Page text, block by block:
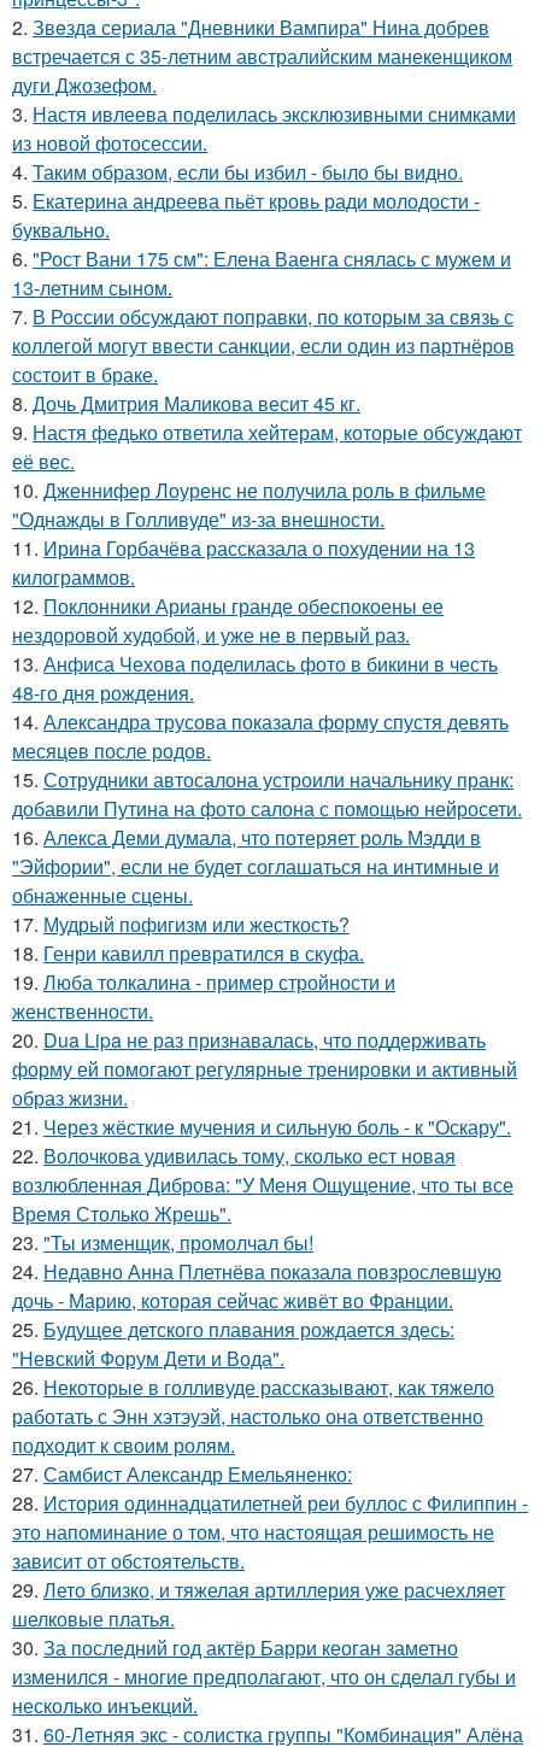
2. Звeздa сериала "Дневники Вампира" Нина добрев
встречается с 35-летним австралийским манекенщиком
дуги Джозефом.
3. Настя ивлеева поделилась эксклюзивными снимками
из новой фотосессии.
4. Таким образом, если бы избил - было бы видно.
5. Екатерина андреева пьёт кровь ради молодости -
буквально.
6. "Рост Вани 175 см": Елена Ваенга снялась с мужем и
13-летним сыном.
7. В России обсуждают поправки, по которым за связь с
коллегой могут ввести санкции, если один из партнёров
состоит в браке.
8. Дочь Дмитрия Маликова весит 45 кг.
9. Настя федько ответила хейтерам, которые обсуждают
её вес.
10. Дженнифер Лоуренс не получила роль в фильме
"Однажды в Голливуде" из-за внешности.
11. Ирина Горбачёва рассказала о похудении на 13
килограммов.
12. Поклонники Арианы гранде обеспокоены ее
нездоровой худобой, и уже не в первый раз.
13. Анфиса Чехова поделилась фото в бикини в честь
48-го дня рождения.
14. Александра трусова показала форму спустя девять
месяцев после родов.
15. Сотрудники автосалона устроили начальнику пранк:
добавили Путина на фото салона с помощью нейросети.
16. Алекса Деми думала, что потеряет роль Мэдди в
"Эйфории", если не будет соглашаться на интимные и
обнаженные сцены.
17. Мудрый пофигизм или жесткость?
18. Генри кавилл превратился в скуфа.
19. Люба толкалина - пример стройности и
женственности.
20. Dua Lipa не раз признавалась, что поддерживать
форму ей помогают регулярные тренировки и активный
образ жизни.
21. Через жёсткие мучения и сильную боль - к "Оскару".
22. Волочкова удивилась тому, сколько ест новая
возлюбленная Диброва: "У Меня Ощущение, что ты все
Время Столько Жрешь".
23. "Ты изменщик, промолчал бы!
24. Недавно Анна Плетнёва показала повзрослевшую
дочь - Марию, которая сейчас живёт во Франции.
25. Будущее детского плавания рождается здесь:
"Невский Форум Дети и Вода".
26. Некоторые в голливуде рассказывают, как тяжело
работать с Энн хэтэуэй, настолько она ответственно
подходит к своим ролям.
27. Самбист Александр Емельяненко:
28. История одиннадцатилетней реи буллос с Филиппин -
это напоминание о том, что настоящая решимость не
зависит от обстоятельств.
29. Лето близко, и тяжелая артиллерия уже расчехляет
шелковые платья.
30. За последний год актёр Барри кеоган заметно
изменился - многие предполагают, что он сделал губы и
несколько инъекций.
31. 60-Летняя экс - солистка группы "Комбинация" Алёна